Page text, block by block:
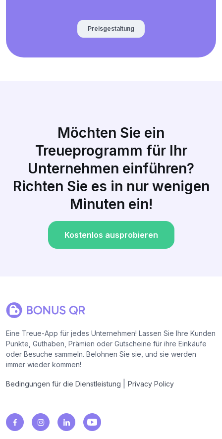
Preisgestaltung
Möchten Sie ein
Treueprogramm für Ihr
Unternehmen einführen?
Richten Sie es in nur wenigen
Minuten ein!
Kostenlos ausprobieren
Eine Treue-App für jedes Unternehmen! Lassen Sie Ihre Kunden
Punkte, Guthaben, Prämien oder Gutscheine für ihre Einkäufe
oder Besuche sammeln. Belohnen Sie sie, und sie werden
immer wieder kommen!
Bedingungen für die Dienstleistung Privacy Policy